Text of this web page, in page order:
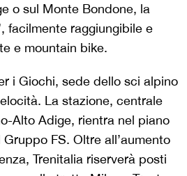
o sul Monte Bondone, la
facilmente raggiungibile e
e mountain bike.
i Giochi, sede dello sci alpino
La stazione, centrale
Alto Adige, rientra nel piano
FS. Oltre all’aumento
Trenitalia riserverà posti